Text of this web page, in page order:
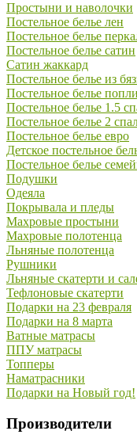
Простыни и наволочки
Постельное белье лен
Постельное белье
Постельное белье сатин
Сатин жаккард
Постельное белье из
Постельное белье
Постельное белье 1.5
Постельное белье 2
Постельное белье евро
Детское постельное
Постельное белье
Подушки
Одеяла
Покрывала и пледы
Махровые простыни
Махровые полотенца
Льняные полотенца
Рушники
Льняные скатерти и
Тефлоновые скатерти
Подарки на 23 февраля
Подарки на 8 марта
Ватные матрасы
ППУ матрасы
Топперы
Наматрасники
Подарки на Новый год!
Производители